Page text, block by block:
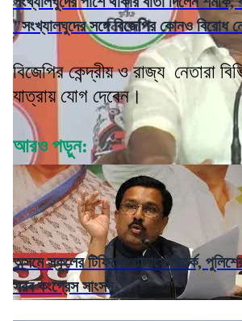
"সংখ্যালঘুদের সঙ্গে বিজেপির কোনও বিরোধ
বিজেপির কেন্দ্রীয় ও রাজ্য নেতারা
যাত্রায় যোগ দেবেন।
আরও পড়ুন:
অসমে স্কুলের টিফিনে গোমাংস বিতর্ক, পুলিশের
সরব কংগ্রেস সাংসদ